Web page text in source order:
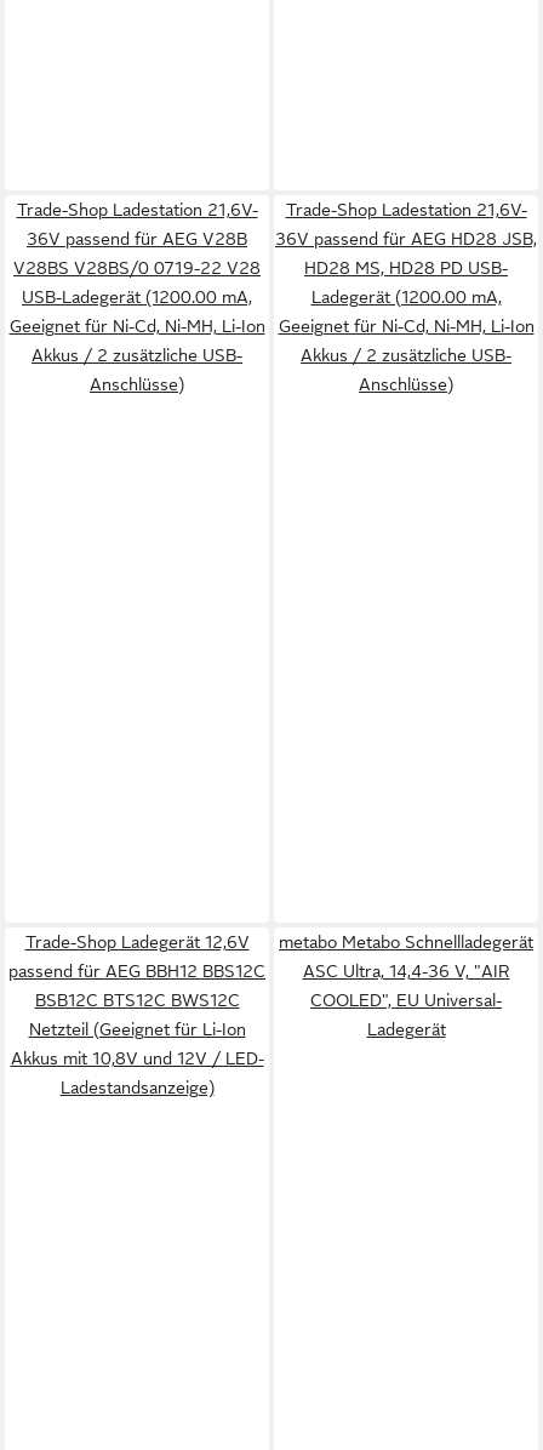
Trade-Shop Ladestation 21,6V-
36V passend für AEG V28B
V28BS V28BS/0 0719-22 V28
USB-Ladegerät (1200.00 mA,
Geeignet für Ni-Cd, Ni-MH, Li-Ion
Akkus / 2 zusätzliche USB-
Anschlüsse)
Trade-Shop Ladestation 21,6V-
36V passend für AEG HD28 JSB,
HD28 MS, HD28 PD USB-
Ladegerät (1200.00 mA,
Geeignet für Ni-Cd, Ni-MH, Li-Ion
Akkus / 2 zusätzliche USB-
Anschlüsse)
Trade-Shop Ladegerät 12,6V
passend für AEG BBH12 BBS12C
BSB12C BTS12C BWS12C
Netzteil (Geeignet für Li-Ion
Akkus mit 10,8V und 12V / LED-
Ladestandsanzeige)
metabo Metabo Schnellladegerät
ASC Ultra, 14,4-36 V, "AIR
COOLED", EU Universal-
Ladegerät